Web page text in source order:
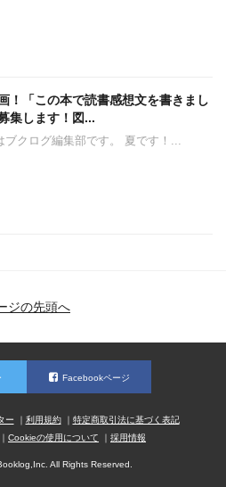
！「この本で読書感想文を書きまし
集します！図...
ブクログ編集部です。 夏です！...
ジの先頭へ
Facebookページ
ー 利用規約
特定商取引法に基づく表記
Cookieの使用について 採用情報
All Rights Reserved.